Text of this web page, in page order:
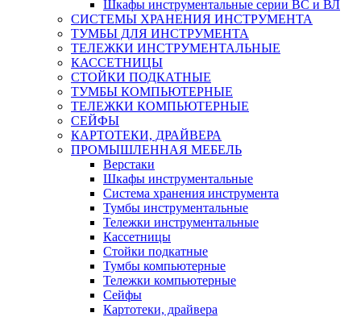
Шкафы инструментальные серии ВС и ВЛ
СИСТЕМЫ ХРАНЕНИЯ ИНСТРУМЕНТА
ТУМБЫ ДЛЯ ИНСТРУМЕНТА
ТЕЛЕЖКИ ИНСТРУМЕНТАЛЬНЫЕ
КАССЕТНИЦЫ
СТОЙКИ ПОДКАТНЫЕ
ТУМБЫ КОМПЬЮТЕРНЫЕ
ТЕЛЕЖКИ КОМПЬЮТЕРНЫЕ
СЕЙФЫ
КАРТОТЕКИ, ДРАЙВЕРА
ПРОМЫШЛЕННАЯ МЕБЕЛЬ
Верстаки
Шкафы инструментальные
Система хранения инструмента
Тумбы инструментальные
Тележки инструментальные
Кассетницы
Стойки подкатные
Тумбы компьютерные
Тележки компьютерные
Сейфы
Картотеки, драйвера